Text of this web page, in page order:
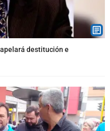
destitución e